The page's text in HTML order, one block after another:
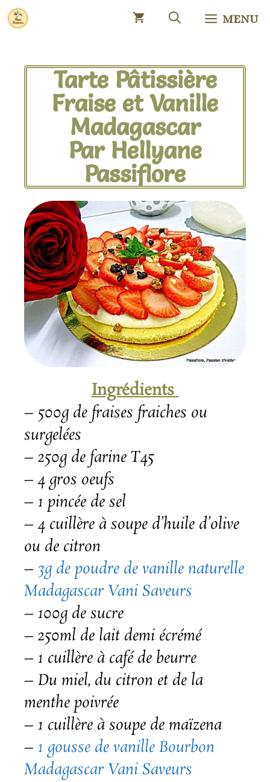
MENU
Tarte Pâtissière
Fraise et Vanille
Madagascar
Par Hellyane
Passiflore
Ingrédients
– 500g de fraises fraiches ou
surgelées
– 250g de farine T45
– 4 gros oeufs
– 1 pincée de sel
– 4 cuillère à soupe d’huile d’olive
ou de citron
– 3g de poudre de vanille naturelle
Madagascar Vani Saveurs
– 100g de sucre
– 250ml de lait demi écrémé
– 1 cuillère à café de beurre
– Du miel, du citron et de la
menthe poivrée
– 1 cuillère à soupe de maïzena
– 1 gousse de vanille Bourbon
Madagascar Vani Saveurs